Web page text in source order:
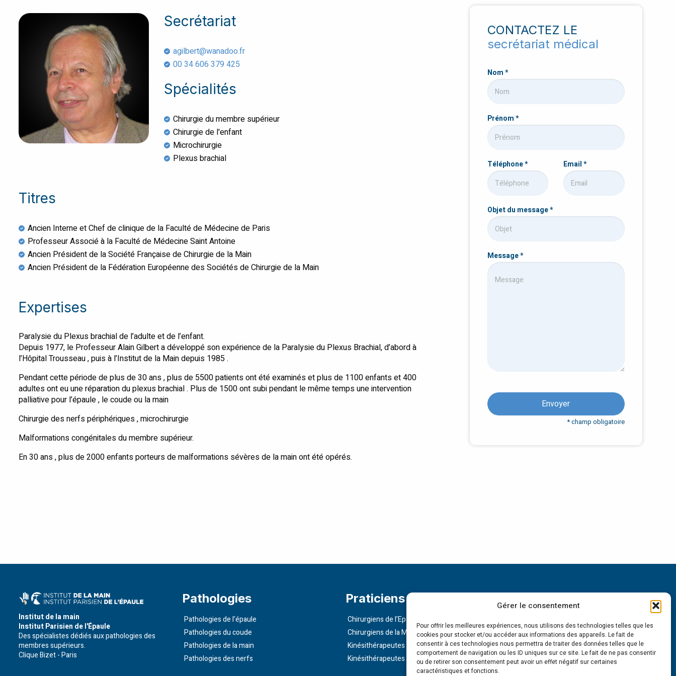
Gérer le consentement
Pour offrir les meilleures expériences, nous utilisons des technologies telles que les
cookies pour stocker et/ou accéder aux informations des appareils. Le fait de
consentir à ces technologies nous permettra de traiter des données telles que le
comportement de navigation ou les ID uniques sur ce site. Le fait de ne pas consentir
ou de retirer son consentement peut avoir un effet négatif sur certaines
caractéristiques et fonctions.
Secrétariat
agilbert@wanadoo.fr
00 34 606 379 425
Spécialités
Chirurgie du membre supérieur
Chirurgie de l'enfant
Microchirurgie
Plexus brachial
Titres
Ancien Interne et Chef de clinique de la Faculté de Médecine de Paris
Professeur Associé à la Faculté de Médecine Saint Antoine
Ancien Président de la Société Française de Chirurgie de la Main
Ancien Président de la Fédération Européenne des Sociétés de Chirurgie de la Main
Expertises
Paralysie du Plexus brachial de l’adulte et de l’enfant.
Depuis 1977, le Professeur Alain Gilbert a développé son expérience de la Paralysie du Plexus Brachial, d’abord à
l’Hôpital Trousseau , puis à l’Institut de la Main depuis 1985 .
Pendant cette période de plus de 30 ans , plus de 5500 patients ont été examinés et plus de 1100 enfants et 400
adultes ont eu une réparation du plexus brachial . Plus de 1500 ont subi pendant le même temps une intervention
palliative pour l’épaule , le coude ou la main
Chirurgie des nerfs périphériques , microchirurgie
Malformations congénitales du membre supérieur.
En 30 ans , plus de 2000 enfants porteurs de malformations sévères de la main ont été opérés.
CONTACTEZ LE
secrétariat médical
Nom*
Prénom*
Téléphone* Email*
Objet du message*
Message*
Envoyer
* champ obligatoire
Institut de la main
Institut Parisien de l'Épaule
Des spécialistes dédiés aux pathologies des
membres supérieurs.
Clique Bizet - Paris
Pathologies
Pathologies de l’épaule
Pathologies du coude
Pathologies de la main
Pathologies des nerfs
Praticiens
Chirurgiens de l’Epaule
Chirurgiens de la Main
Kinésithérapeutes de l’Epaule
Kinésithérapeutes de la Main
23 Rue Georges Bizet
75116 Paris
Nous contacter